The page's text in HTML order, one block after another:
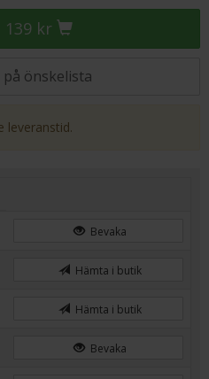
139 kr
önskelista
leveranstid.
Bevaka
Hämta i butik
Hämta i butik
Bevaka